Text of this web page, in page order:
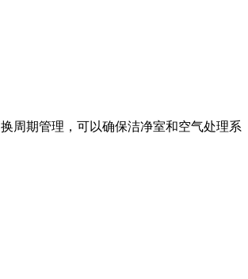
周期管理，可以确保洁净室和空气处理系